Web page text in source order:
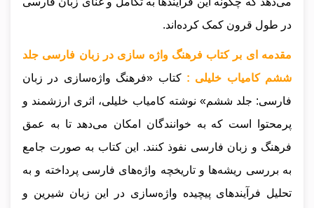
در طول قرون کمک کرده‌اند.
مقدمه ای بر کتاب فرهنگ واژه سازی در زبان فارسی جلد
ششم کامیاب خلیلی : کتاب «فرهنگ واژه‌سازی در زبان
فارسی: جلد ششم» نوشته کامیاب خلیلی، اثری ارزشمند و
پرمحتوا است که به خوانندگان امکان می‌دهد تا به عمق
فرهنگ و زبان فارسی نفوذ کنند. این کتاب به صورت جامع
به بررسی ریشه‌ها و تاریخچه واژه‌های فارسی پرداخته و به
تحلیل فرآیندهای پیچیده واژه‌سازی در این زبان شیرین و